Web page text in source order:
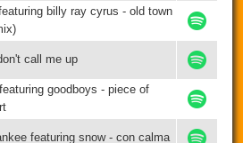
billy ray cyrus - old town
call me up
goodboys - piece of
featuring snow - con calma